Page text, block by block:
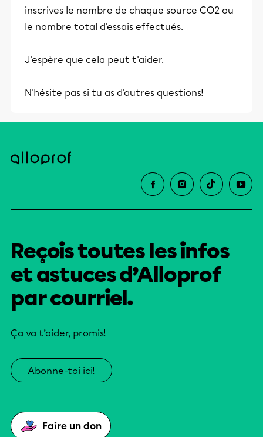
inscrives le nombre de chaque source CO2 ou
le nombre total d'essais effectués.
J'espère que cela peut t'aider.
N'hésite pas si tu as d'autres questions!
Reçois toutes les infos
et astuces d’Alloprof
par courriel.
Ça va t’aider, promis!
Abonne-toi ici!
Faire un don